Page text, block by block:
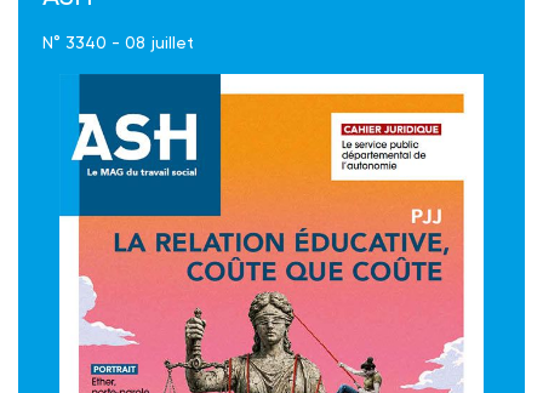
N° 3340 - 08 juillet